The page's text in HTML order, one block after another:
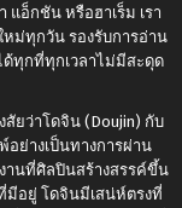
อ็กชัน หรือฮาเร็ม เรา
ม่ทุกวัน รองรับการอ่าน
ทุกที่ทุกเวลาไม่มีสะดุด
ยว่าโดจิน (Doujin) กับ
อย่างเป็นทางการผ่าน
นที่ศิลปินสร้างสรรค์ขึ้น
มีอยู่ โดจินมีเสน่ห์ตรงที่